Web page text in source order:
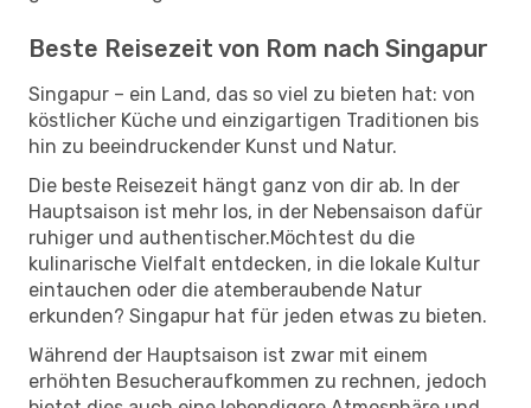
Beste Reisezeit von Rom nach Singapur
Singapur – ein Land, das so viel zu bieten hat: von
köstlicher Küche und einzigartigen Traditionen bis
hin zu beeindruckender Kunst und Natur.
Die beste Reisezeit hängt ganz von dir ab. In der
Hauptsaison ist mehr los, in der Nebensaison dafür
ruhiger und authentischer.Möchtest du die
kulinarische Vielfalt entdecken, in die lokale Kultur
eintauchen oder die atemberaubende Natur
erkunden? Singapur hat für jeden etwas zu bieten.
Während der Hauptsaison ist zwar mit einem
erhöhten Besucheraufkommen zu rechnen, jedoch